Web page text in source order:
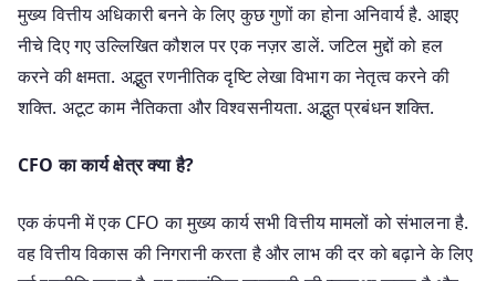
मुख्य वित्तीय अधिकारी बनने के लिए कुछ गुणों का होना अनिवार्य है. आइए
नीचे दिए गए उल्लिखित कौशल पर एक नज़र डालें. जटिल मुद्दों को हल
करने की क्षमता. अद्भुत रणनीतिक दृष्टि लेखा विभाग का नेतृत्व करने की
शक्ति. अटूट काम नैतिकता और विश्वसनीयता. अद्भुत प्रबंधन शक्ति.
CFO का कार्य क्षेत्र क्या है?
एक कंपनी में एक CFO का मुख्य कार्य सभी वित्तीय मामलों को संभालना है.
वह वित्तीय विकास की निगरानी करता है और लाभ की दर को बढ़ाने के लिए